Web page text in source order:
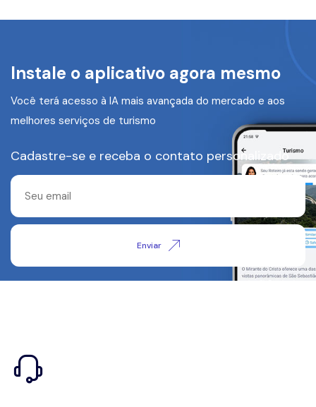
Instale o aplicativo agora mesmo
Você terá acesso à IA mais avançada do mercado e aos
melhores serviços de turismo
Cadastre-se e receba o contato personalizado
Enviar